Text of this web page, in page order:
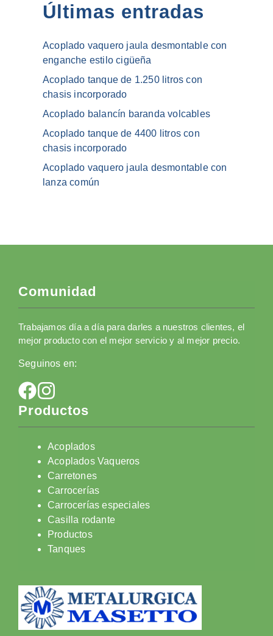
Últimas entradas
Acoplado vaquero jaula desmontable con
enganche estilo cigüeña
Acoplado tanque de 1.250 litros con
chasis incorporado
Acoplado balancín baranda volcables
Acoplado tanque de 4400 litros con
chasis incorporado
Acoplado vaquero jaula desmontable con
lanza común
Comunidad
Trabajamos día a día para darles a nuestros clientes, el
mejor producto con el mejor servicio y al mejor precio.
Seguinos en:
Productos
Acoplados
Acoplados Vaqueros
Carretones
Carrocerías
Carrocerías especiales
Casilla rodante
Productos
Tanques